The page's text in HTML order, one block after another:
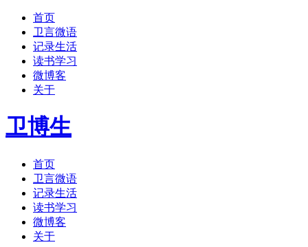
首页
卫言微语
记录生活
读书学习
微博客
关于
卫博生
首页
卫言微语
记录生活
读书学习
微博客
关于